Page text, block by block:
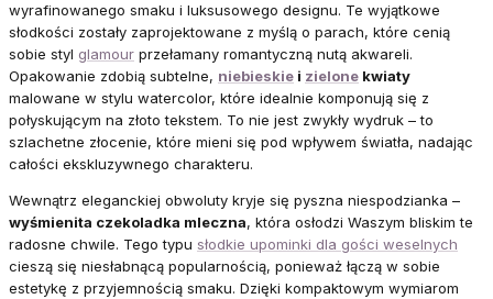
wyrafinowanego smaku i luksusowego designu. Te wyjątkowe
słodkości zostały zaprojektowane z myślą o parach, które cenią
sobie styl glamour przełamany romantyczną nutą akwareli.
Opakowanie zdobią subtelne, niebieskie i zielone kwiaty
malowane w stylu watercolor, które idealnie komponują się z
połyskującym na złoto tekstem. To nie jest zwykły wydruk – to
szlachetne złocenie, które mieni się pod wpływem światła, nadając
całości ekskluzywnego charakteru.
Wewnątrz eleganckiej obwoluty kryje się pyszna niespodzianka –
wyśmienita czekoladka mleczna, która osłodzi Waszym bliskim te
radosne chwile. Tego typu słodkie upominki dla gości weselnych
cieszą się niesłabnącą popularnością, ponieważ łączą w sobie
estetykę z przyjemnością smaku. Dzięki kompaktowym wymiarom